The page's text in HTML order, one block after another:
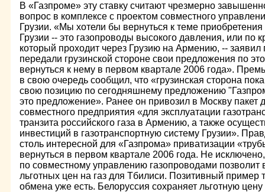
В «Газпроме» эту ставку считают чрезмерно
вопрос в комплексе с проектом совместного
Грузии. «Мы хотели бы вернуться к теме
Грузии -- это газопроводы высокого давления, или по
который проходит через Грузию на Армению, --
передали грузинской стороне свои предложения по
вернуться к нему в первом квартале 2006 года».
в свою очередь сообщил, что «грузинская сторона
свою позицию по сегодняшнему предложению
это предложение». Ранее он привозил в Москву пакет
совместного предприятия «для эксплуатации
транзита российского газа в Армению, а также
инвестиций в газотранспортную систему Грузии».
столь интересной для «Газпрома» приватизации
вернуться в первом квартале 2006 года. Не
по совместному управлению газопроводами позволит
льготных цен на газ для Тбилиси. Позитивный пример
обмена уже есть. Белоруссия сохраняет льготную цену